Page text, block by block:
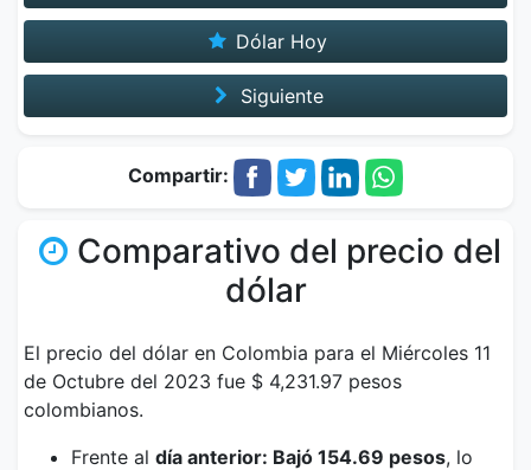
Dólar Hoy
Siguiente
Compartir:
Comparativo del precio del
dólar
El precio del dólar en Colombia para el Miércoles 11
de Octubre del 2023 fue $ 4,231.97 pesos
colombianos.
Frente al día anterior: Bajó 154.69 pesos, lo